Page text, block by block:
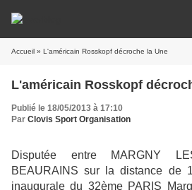
Accueil » L'américain Rosskopf décroche la Une
L'américain Rosskopf
Publié le 18/05/2013 à 17:10
Par Clovis Sport Organisation
Disputée entre MARGNY
BEAURAINS sur la distance de
inaugurale du 32ème PARIS